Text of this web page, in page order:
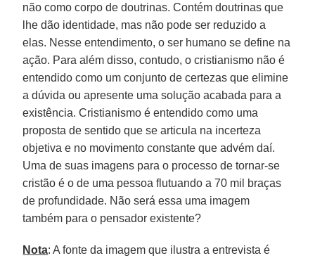
não como corpo de doutrinas. Contém doutrinas que
lhe dão identidade, mas não pode ser reduzido a
elas. Nesse entendimento, o ser humano se define na
ação. Para além disso, contudo, o cristianismo não é
entendido como um conjunto de certezas que elimine
a dúvida ou apresente uma solução acabada para a
existência. Cristianismo é entendido como uma
proposta de sentido que se articula na incerteza
objetiva e no movimento constante que advém daí.
Uma de suas imagens para o processo de tornar-se
cristão é o de uma pessoa flutuando a 70 mil braças
de profundidade. Não será essa uma imagem
também para o pensador existente?
Nota: A fonte da imagem que ilustra a entrevista é